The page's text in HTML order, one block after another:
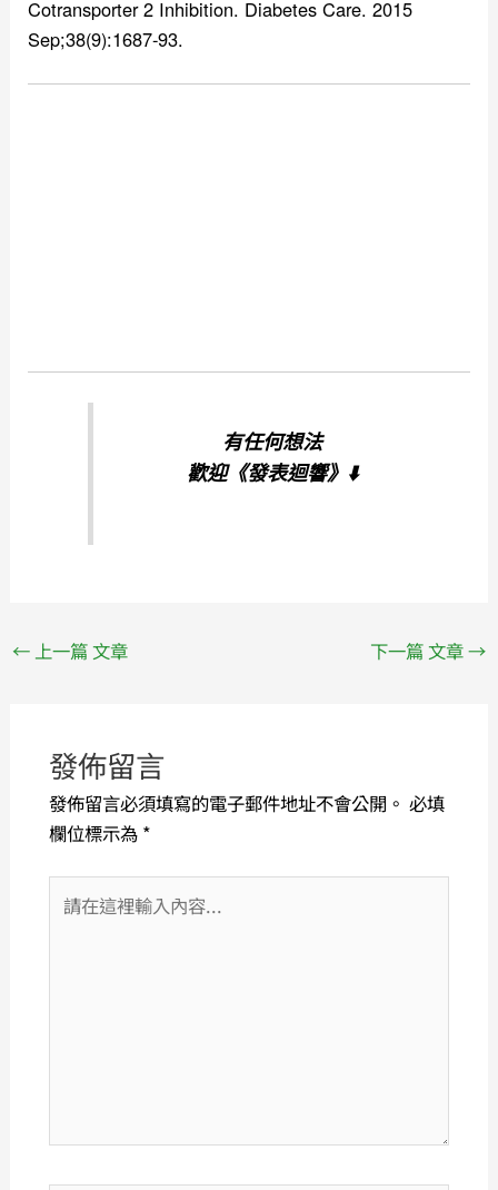
Cotransporter 2 Inhibition. Diabetes Care. 2015
Sep;38(9):1687-93.
有任何想法
歡迎《發表迴響》⬇️
←上一篇 文章 下一篇 文章→
發佈留言
發佈留言必須填寫的電子郵件地址不會公開。 必填
欄位標示為 *
在